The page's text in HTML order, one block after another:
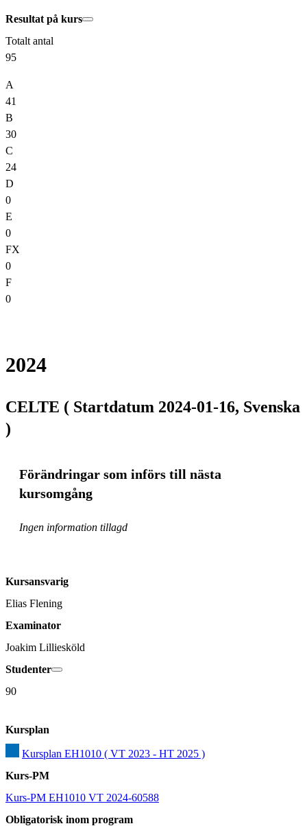
Resultat på kurs
Totalt antal
95
A
41
B
30
C
24
D
0
E
0
FX
0
F
0
2024
CELTE ( Startdatum 2024-01-16, Svenska
)
Förändringar som införs till nästa
kursomgång
Ingen information tillagd
Kursansvarig
Elias Flening
Examinator
Joakim Lilliesköld
Studenter
90
Kursplan
Kursplan EH1010 ( VT 2023 - HT 2025 )
Kurs-PM
Kurs-PM EH1010 VT 2024-60588
Obligatorisk inom program